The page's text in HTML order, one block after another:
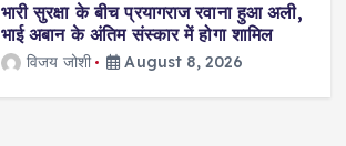
भारी सुरक्षा के बीच प्रयागराज रवाना हुआ अली,
भाई अबान के अंतिम संस्कार में होगा शामिल
विजय जोशी August 8, 2026